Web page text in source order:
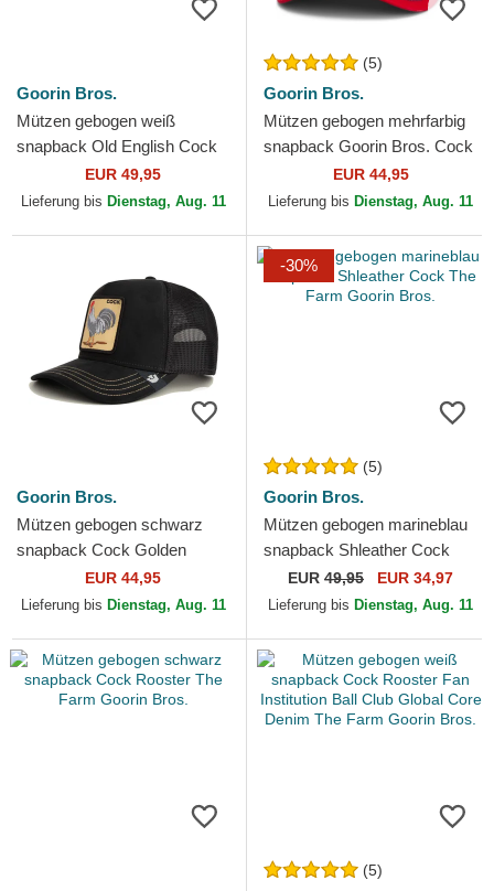
Goorin Bros.
Mützen gebogen weiß
snapback Old English Cock
The Farm Goorin Bros.
EUR 49,95
Lieferung bis Dienstag, Aug. 11
(5)
Goorin Bros.
Mützen gebogen mehrfarbig
snapback Goorin Bros. Cock
Team Rooster Original
Recipe Team Pride The...
EUR 44,95
Lieferung bis Dienstag, Aug. 11
Goorin Bros.
Mützen gebogen schwarz
snapback Cock Golden
Suede The Farm Goorin
Bros.
EUR 44,95
Lieferung bis Dienstag, Aug. 11
-30%
(5)
Goorin Bros.
Mützen gebogen marineblau
snapback Shleather Cock
The Farm Goorin Bros.
EUR 49,95 EUR 34,97
Lieferung bis Dienstag, Aug. 11
(5)